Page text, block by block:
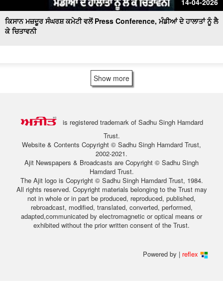
14-04-2026
ਕਿਸਾਨ ਮਜ਼ਦੂਰ ਸੰਘਰਸ਼ ਕਮੇਟੀ ਵਲੋਂ Press Conference, ਮੰਡੀਆਂ ਦੇ ਹਾਲਾਤਾਂ ਨੂੰ ਲੈ
ਕੇ ਚਿਤਾਵਨੀ
Show more
is registered trademark of Sadhu Singh Hamdard
Trust.
Website & Contents Copyright © Sadhu Singh Hamdard Trust,
2002-2021.
Ajit Newspapers & Broadcasts are Copyright © Sadhu Singh
Hamdard Trust.
The Ajit logo is Copyright © Sadhu Singh Hamdard Trust, 1984.
All rights reserved. Copyright materials belonging to the Trust may
not in whole or in part be produced, reproduced, published,
rebroadcast, modified, translated, converted, performed,
adapted,communicated by electromagnetic or optical means or
exhibited without the prior written consent of the Trust.
Powered by | reflex